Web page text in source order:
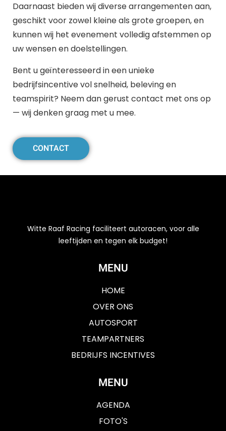
Daarnaast bieden wij diverse arrangementen aan,
geschikt voor zowel kleine als grote groepen, en
kunnen wij het evenement volledig afstemmen op
uw wensen en doelstellingen.
Bent u geïnteresseerd in een unieke
bedrijfsincentive vol snelheid, beleving en
teamspirit? Neem dan gerust contact met ons op
— wij denken graag met u mee.
CONTACT
Witte Raaf Racing faciliteert autoracen, voor alle
leeftijden en tegen elk budget!
MENU
HOME
OVER ONS
AUTOSPORT
TEAMPARTNERS
BEDRIJFS INCENTIVES
MENU
AGENDA
FOTO'S